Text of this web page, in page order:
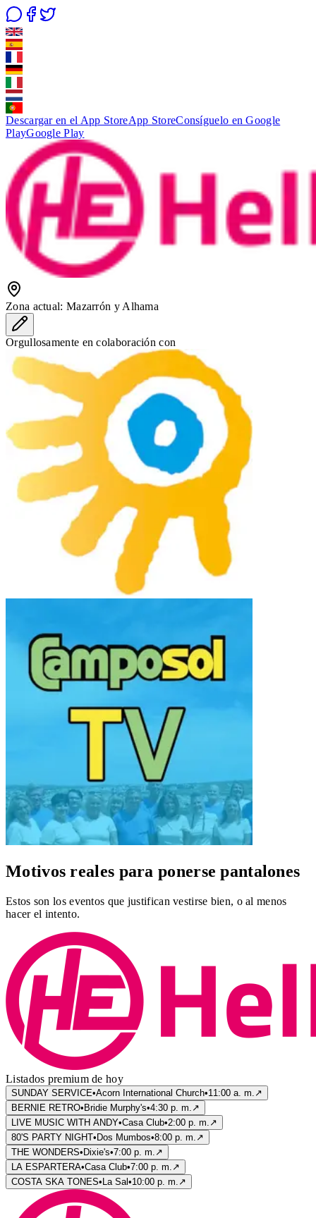
Descargar en el App StoreApp StoreConsíguelo en Google
PlayGoogle Play
Zona actual: Mazarrón y Alhama
Orgullosamente en colaboración con
Motivos reales para ponerse pantalones
Estos son los eventos que justifican vestirse bien, o al menos
hacer el intento.
Listados premium de hoy
SUNDAY SERVICE•Acorn International Church•11:00 a. m. ↗
BERNIE RETRO• Bridie Murphy's•4:30 p. m. ↗
LIVE MUSIC WITH ANDY•Casa Club•2:00 p. m. ↗
80'S PARTY NIGHT• Dos Mumbos•8:00 p. m. ↗
THE WONDERS• Dixie's•7:00 p. m. ↗
LA ESPARTERA•Casa Club•7:00 p. m. ↗
COSTA SKA TONES• La Sal •10:00 p. m. ↗